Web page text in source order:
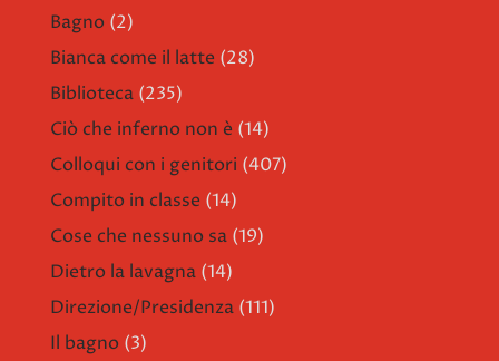
Bagno (2)
Bianca come il latte (28)
Biblioteca (235)
Ciò che inferno non è (14)
Colloqui con i genitori (407)
Compito in classe (14)
Cose che nessuno sa (19)
Dietro la lavagna (14)
Direzione/Presidenza (111)
Il bagno (3)